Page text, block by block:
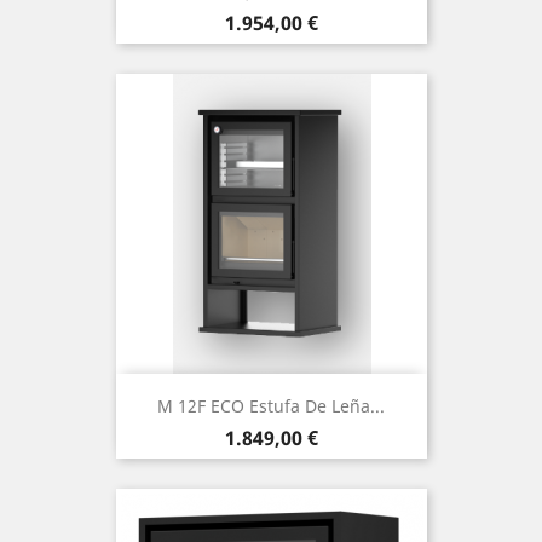
Precio
1.954,00 €
M 12F ECO Estufa De Leña...
Precio
1.849,00 €